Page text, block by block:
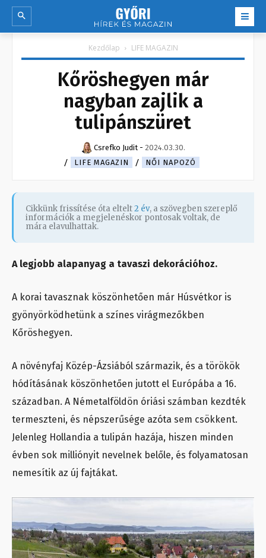
Kezdőlap LIFE MAGAZIN
Kőröshegyen már
nagyban zajlik a
tulipánszüret
Csrefko Judit - 2024.03.30.
LIFE MAGAZIN
NŐI NAPOZÓ
Cikkünk frissítése óta eltelt2 év, a szövegben szereplő
információk a megjelenéskor pontosak voltak, de
mára elavulhattak.
A legjobb alapanyag a tavaszi dekorációhoz.
A korai tavasznak köszönhetően már Húsvétkor is
gyönyörködhetünk a színes virágmezőkben
Kőröshegyen.
A növényfaj Közép-Ázsiából származik, és a törökök
hódításának köszönhetően jutott el Európába a 16.
században. A Németalföldön óriási számban kezdték
termeszteni, és népszerűsége azóta sem csökkent.
Jelenleg Hollandia a tulipán hazája, hiszen minden
évben sok milliónyit nevelnek belőle, és folyamatosan
nemesítik az új fajtákat.